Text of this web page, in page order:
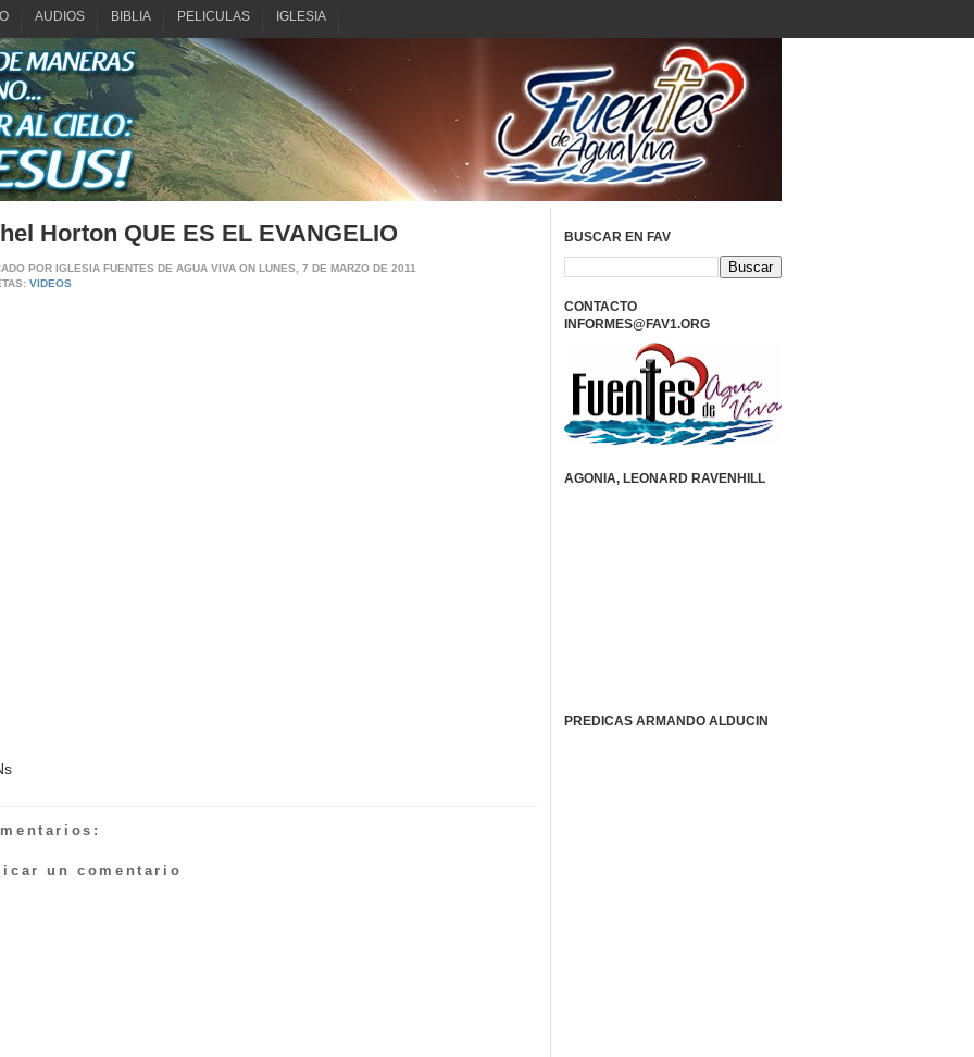
AUDIOS BIBLIA PELICULAS IGLESIA
Horton QUE ES EL EVANGELIO
POR IGLESIA FUENTES DE AGUA VIVA ON LUNES, 7 DE MARZO DE 2011
VIDEOS
un comentario
BUSCAR EN FAV
CONTACTO
INFORMES@FAV1.ORG
AGONIA, LEONARD RAVENHILL
PREDICAS ARMANDO ALDUCIN